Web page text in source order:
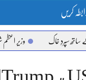
کریں
سپردِ خاک وزیر اعظم